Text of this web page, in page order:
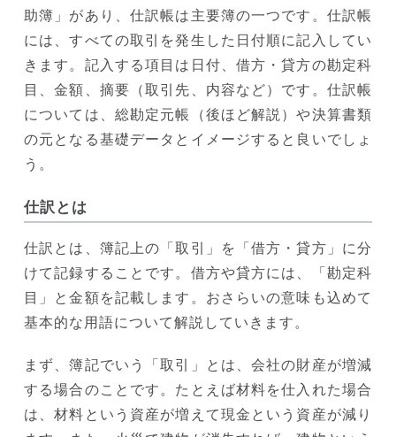
助簿」があり、仕訳帳は主要簿の一つです。仕訳帳
には、すべての取引を発生した日付順に記入してい
きます。記入する項目は日付、借方・貸方の勘定科
目、金額、摘要（取引先、内容など）です。仕訳帳
については、総勘定元帳（後ほど解説）や決算書類
の元となる基礎データとイメージすると良いでしょ
う。
仕訳とは
仕訳とは、簿記上の「取引」を「借方・貸方」に分
けて記録することです。借方や貸方には、「勘定科
目」と金額を記載します。おさらいの意味も込めて
基本的な用語について解説していきます。
まず、簿記でいう「取引」とは、会社の財産が増減
する場合のことです。たとえば材料を仕入れた場合
は、材料という資産が増えて現金という資産が減り